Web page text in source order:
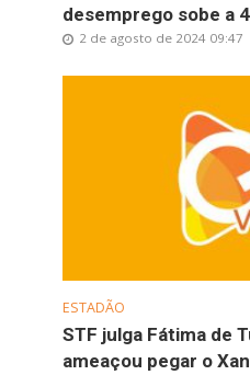
desemprego sobe a
2 de agosto de 2024 09:47
ESTADÃO
STF julga Fátima de
ameaçou pegar o